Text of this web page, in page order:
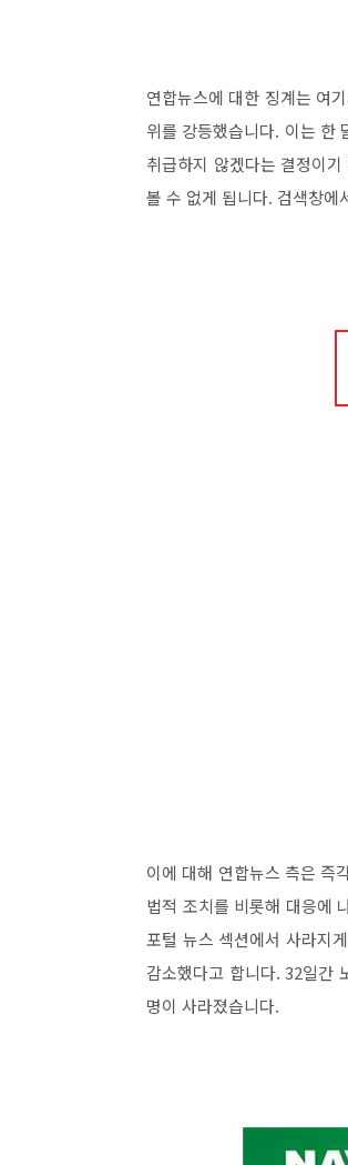
연합뉴스에 대한 징계는 여
위를 강등했습니다. 이는 한
취급하지 않겠다는 결정이
볼 수 없게 됩니다. 검색창에
이에 대해 연합뉴스 측은 즉
법적 조치를 비롯해 대응에
포털 뉴스 섹션에서 사라지
감소했다고 합니다. 32일간
명이 사라졌습니다.